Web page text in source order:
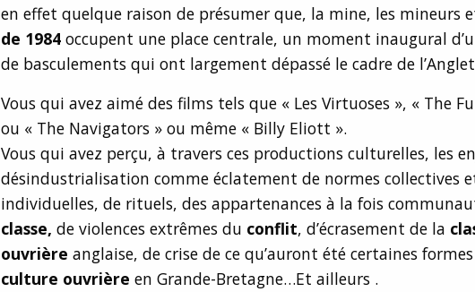
en effet quelque raison de présumer que, la mine, les mineurs
de 1984occupent une place centrale, un moment inaugural
de basculements qui ont largement dépassé le cadre de
Vous qui avez aimé des films tels que « Les Virtuoses », « The
ou « The Navigators » ou même « Billy Eliott ».
Vous qui avez perçu, à travers ces productions culturelles, les
désindustrialisation comme éclatement de normes collectives
individuelles, de rituels, des appartenances à la fois
classe, de violences extrêmes du conflit, d’écrasement de la
ouvrière anglaise, de crise de ce qu’auront été certaines
culture ouvrière en Grande-Bretagne…Et ailleurs .